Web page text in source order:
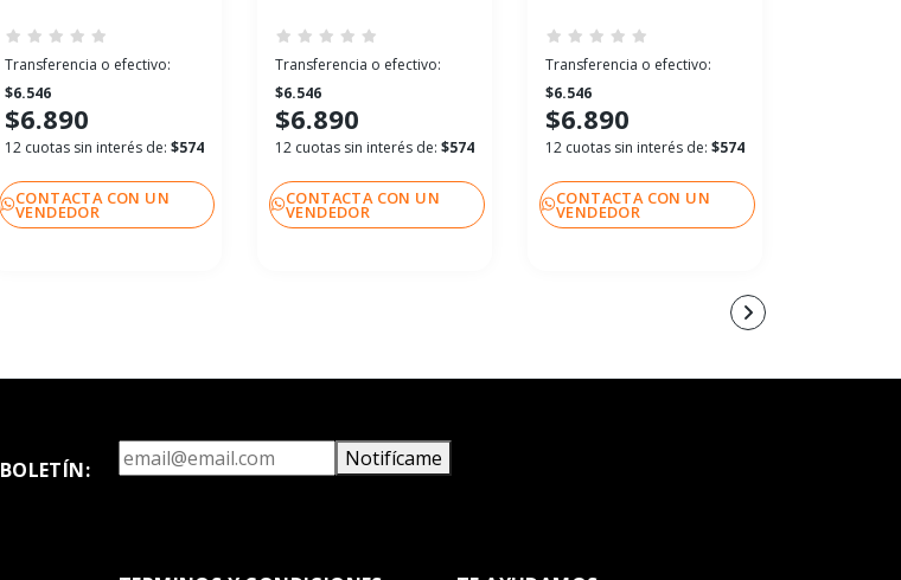
Transferencia o efectivo:
$6.546
$6.890
12 cuotas sin interés de: $574
CONTACTA CON UN
VENDEDOR
Transferencia o efectivo:
$6.546
$6.890
12 cuotas sin interés de: $574
CONTACTA CON UN
VENDEDOR
Transferencia o efectivo:
$6.546
$6.890
12 cuotas sin interés de: $574
CONTACTA CON UN
VENDEDOR
Notifícame